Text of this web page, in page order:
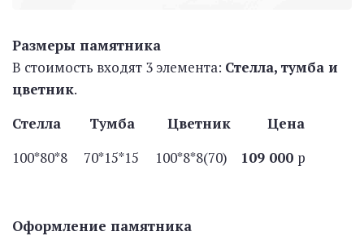
Размеры памятника
В стоимость входят 3 элемента: Стелла, тумба и
цветник.
Стелла Тумба Цветник Цена
100*80*8 70*15*15 100*8*8(70) 109 000 р
Оформление памятника